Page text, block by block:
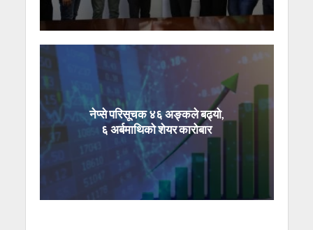
नेप्से परिसूचक ४६ अङ्कले बढ्यो,
६ अर्बमाथिको शेयर कारोबार